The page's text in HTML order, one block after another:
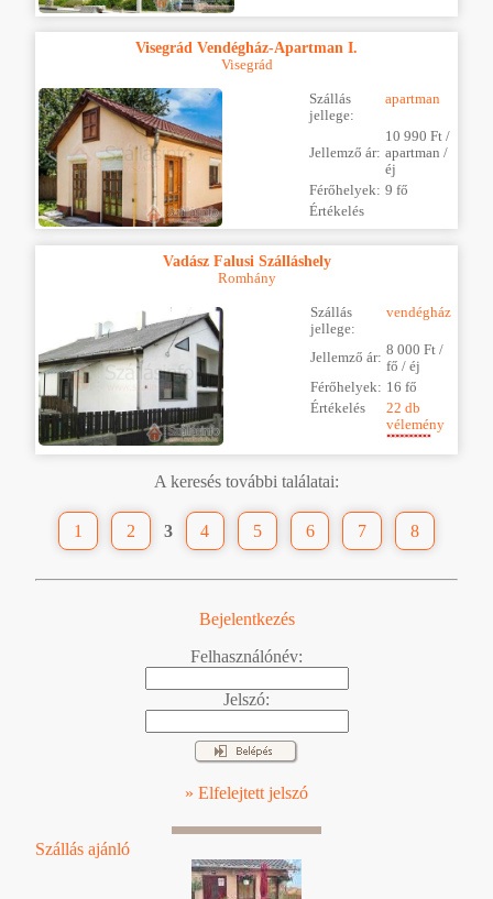
Visegrád Vendégház-Apartman I.
Visegrád
Szállás
jellege:
apartman
Jellemző ár:
10 990 Ft /
apartman /
éj
Férőhelyek: 9 fő
Értékelés
Vadász Falusi Szálláshely
Romhány
Szállás
jellege:
vendégház
Jellemző ár: 8 000 Ft /
fő / éj
Férőhelyek: 16 fő
Értékelés
22 db
vélemény
A keresés további találatai:
1 2 3 4 5 6 7 8
Bejelentkezés
Felhasználónév:
Jelszó:
» Elfelejtett jelszó
Szállás ajánló